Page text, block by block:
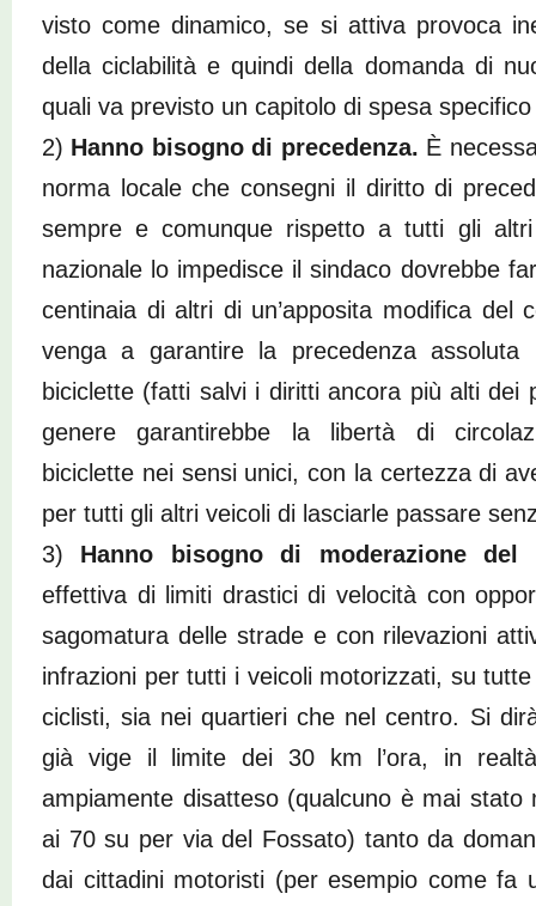
visto come dinamico, se si attiva provoca
della ciclabilità e quindi della domanda di
quali va previsto un capitolo di spesa
2) Hanno bisogno di precedenza. È
norma locale che consegni il diritto di
sempre e comunque rispetto a tutti gli
nazionale lo impedisce il sindaco dovrebbe
centinaia di altri di un’apposita modifica del
venga a garantire la precedenza assoluta
biciclette (fatti salvi i diritti ancora più alti dei
genere garantirebbe la libertà di
biciclette nei sensi unici, con la certezza di
per tutti gli altri veicoli di lasciarle passare
3) Hanno bisogno di moderazione del
effettiva di limiti drastici di velocità con
sagomatura delle strade e con rilevazioni
infrazioni per tutti i veicoli motorizzati, su
ciclisti, sia nei quartieri che nel centro. Si
già vige il limite dei 30 km l’ora, in
ampiamente disatteso (qualcuno è mai stato
ai 70 su per via del Fossato) tanto da
dai cittadini motoristi (per esempio come fa